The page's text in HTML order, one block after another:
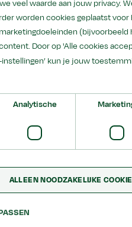
veel waarde aan jouw privacy.
worden cookies geplaatst
Door op 'Alle cookies
instellingen’ kun je jouw
Analytische
ALLEEN NOODZAKELIJKE